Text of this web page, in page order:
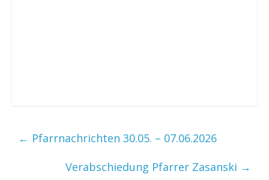
← Pfarrnachrichten 30.05. – 07.06.2026
Verabschiedung Pfarrer Zasanski →